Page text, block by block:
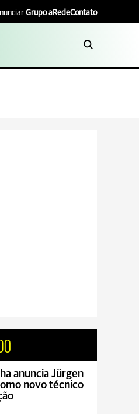
Grupo aRedeContato
anuncia Jürgen
novo técnico